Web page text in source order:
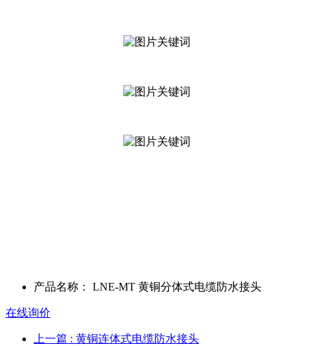
产品名称： LNE-MT 黄铜分体式电缆防水接头
在线询价
上一篇 : 黄铜连体式电缆防水接头